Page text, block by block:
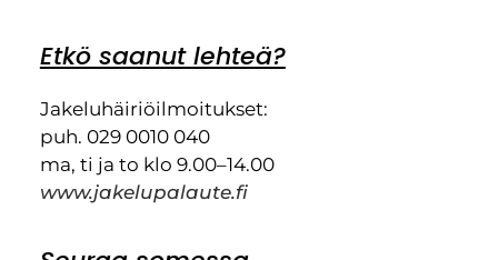
Etkö saanut lehteä?
Jakeluhäiriöilmoitukset:
puh. 029 0010 040
ma, ti ja to klo 9.00–14.00
www.jakelupalaute.fi